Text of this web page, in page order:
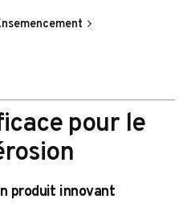
pour le
produit innovant